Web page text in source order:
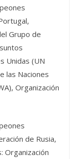
Grupo de
Unidas (UN
las Naciones
Organización
de Rusia,
Organización